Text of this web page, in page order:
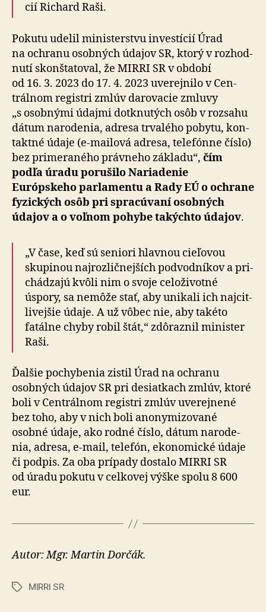
cií Richard Raši.
Pokutu udelil ministerstvu investícií Úrad
na ochranu osobných údajov SR, ktorý v roz­hod­
nutí skon­šta­to­val, že MIRRI SR v ob­dobí
od 16. 3. 2023 do 17. 4. 2023 uve­rej­nilo v Cen­
trál­nom registri zmlúv da­ro­va­cie zmluvy
„s osob­nými údajmi dotknu­tých osôb v roz­sahu
dátum na­ro­de­nia, adresa trvalého pobytu, kon­
tak­tné údaje (e-mailová adresa, te­le­fón­ne číslo)
bez pri­me­ra­ného právneho základu“, čím
podľa úradu po­ru­šilo Na­ria­de­nie
Európskeho par­la­men­tu a Rady EÚ o ochrane
fyzických osôb pri spra­cú­vaní osobných
údajov a o voľ­nom pohybe takýchto údajov.
„V čase, keď sú seniori hlavnou cieľovou
skupinou naj­roz­lič­nej­ších pod­vod­ní­kov a pri­
chá­dzajú kvôli nim o svoje ce­lo­ži­vot­né
úspory, sa nemôže stať, aby unikali ich naj­cit­
li­vej­šie údaje. A už vôbec nie, aby takéto
fatálne chyby robil štát,“ zdô­raz­nil minister
Raši.
Ďalšie pochybenia zistil Úrad na ochranu
osobných údajov SR pri de­siat­kach zmlúv, ktoré
boli v Cen­trál­nom registri zmlúv uve­rej­ne­né
bez toho, aby v nich boli ano­ny­mi­zo­va­né
osobné údaje, ako rodné číslo, dátum na­ro­de­
nia, adresa, e-mail, te­le­fón, eko­no­mické údaje
či pod­pis. Za oba prí­pa­dy dostalo MIRRI SR
od úradu po­ku­tu v cel­ko­vej výške spolu 8 600
eur.
Autor: Mgr. Martin Dorčák.
ZnačkyMIRRI SR